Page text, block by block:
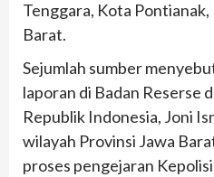
Tenggara, Kota
Barat.
Sejumlah sumber
laporan di Badan Reserse
Republik Indonesia, Joni
wilayah Provinsi Jawa
proses pengejaran